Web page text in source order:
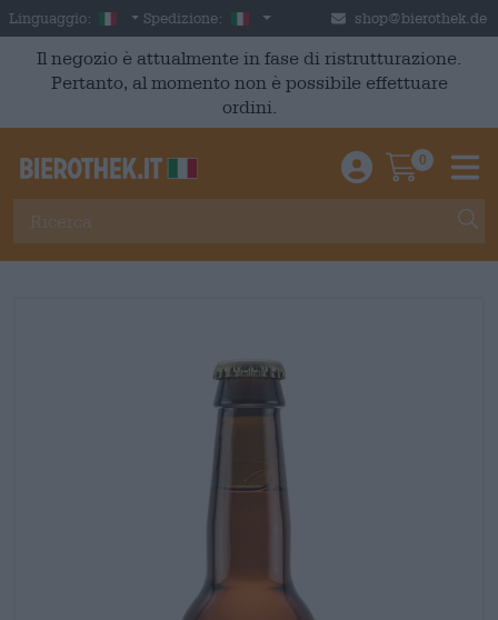
Skip to main content
Linguaggio: Italian
Spedizione: Italia shop@bierothek.de
Il negozio è attualmente in fase di ristrutturazione.
Pertanto, al momento non è possibile effettuare
ordini.
Einloggen /
0